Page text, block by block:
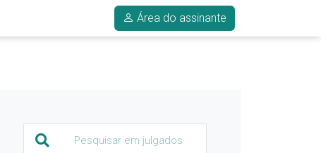
Área do assinante